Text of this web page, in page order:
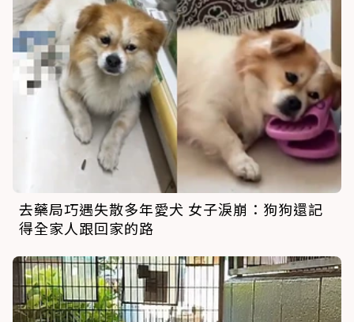
去藥局巧遇失散多年愛犬 女子淚崩：狗狗還記
得全家人跟回家的路